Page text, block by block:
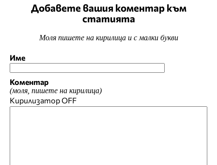
Добавете вашия коментар към
статията
Моля пишете на кирилица и с малки букви
Име
Коментар
(моля, пишете на кирилица)
КирилизаторOFF